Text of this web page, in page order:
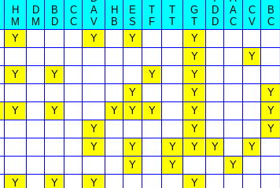
H
M
D
M
B
D
C
C
A
V
H
B
E
S
T
F
T
T
G
T
D
D
A
C
C
V
B
C
Y Y Y Y
Y Y
Y Y Y Y
Y Y Y
Y Y Y Y Y Y Y
Y Y Y
Y Y Y Y Y Y
Y Y Y
Y Y Y Y